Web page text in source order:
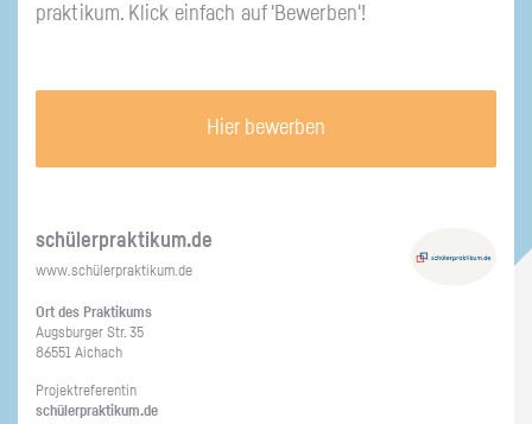
prak­ti­kum. Klick ein­fach auf 'Be­wer­ben'!
Hier bewerben
schü­ler­prak­ti­kum.de
www.​schüler​prak​tiku​m.​de
Ort des Prak­ti­kums
Augs­bur­ger Str. 35
86551 Aichach
Pro­jekt­re­fe­ren­tin
schü­ler­prak­ti­kum.de